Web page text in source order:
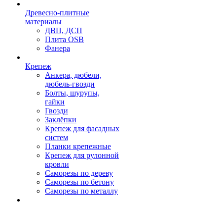
Древесно-плитные
материалы
ДВП, ДСП
Плита OSB
Фанера
Крепеж
Анкера, дюбели,
дюбель-гвозди
Болты, шурупы,
гайки
Гвозди
Заклёпки
Крепеж для фасадных
систем
Планки крепежные
Крепеж для рулонной
кровли
Саморезы по дереву
Саморезы по бетону
Саморезы по металлу